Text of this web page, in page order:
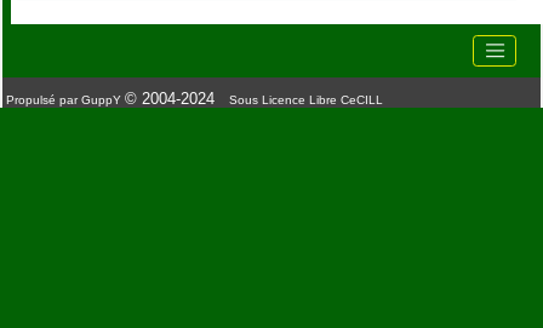
Propulsé par GuppY © 2004-2024 Sous Licence Libre CeCILL